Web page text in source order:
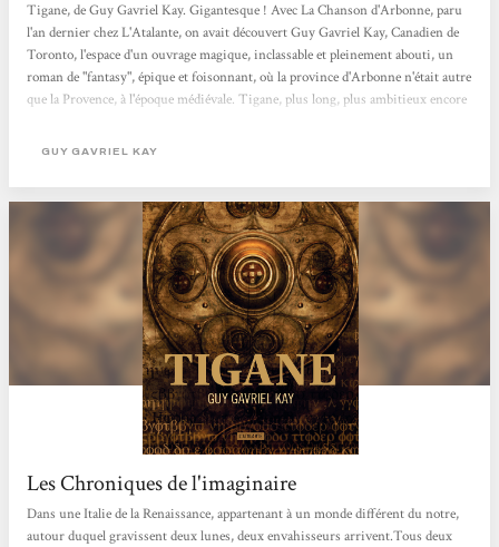
Tigane, de Guy Gavriel Kay. Gigantesque ! Avec La Chanson d'Arbonne, paru
l'an dernier chez L'Atalante, on avait découvert Guy Gavriel Kay, Canadien de
Toronto, l'espace d'un ouvrage magique, inclassable et pleinement abouti, un
roman de "fantasy", épique et foisonnant, où la province d'Arbonne n'était autre
que la Provence, à l'époque médiévale. Tigane, plus long, plus ambitieux encore
fresque haute en couleur contant la libération de la péninsule de la Palme (c'est-
GUY GAVRIEL KAY
Les Chroniques de l'imaginaire
Dans une Italie de la Renaissance, appartenant à un monde différent du notre,
autour duquel gravissent deux lunes, deux envahisseurs arrivent.Tous deux